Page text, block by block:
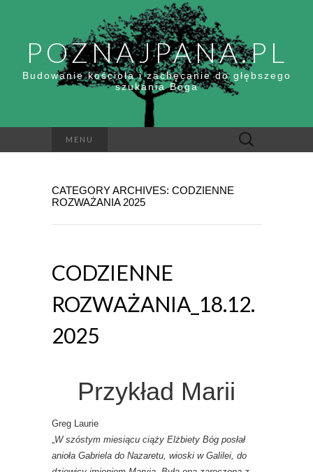
POZNAJPANA.PL
Budowanie kościoła i zachęcanie do głębszego
szukania Boga
MENU Szukaj:
CATEGORY ARCHIVES: CODZIENNE
ROZWAŻANIA 2025
CODZIENNE
ROZWAŻANIA_18.12.
2025
Przykład Marii
Greg Laurie
„W szóstym miesiącu ciąży Elżbiety Bóg posłał
anioła Gabriela do Nazaretu, wioski w Galilei, do